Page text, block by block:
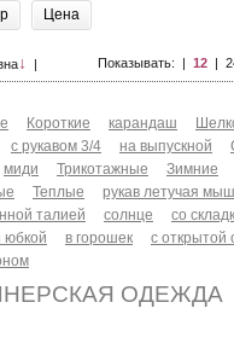
Цена
↓ | Показывать: | 12 |
Короткие карандаш
с рукавом 3/4 на выпускной
миди Трикотажные Зимние
Теплые рукав летучая
талией
солнце со
в горошек с открытой
ОДЕЖДА